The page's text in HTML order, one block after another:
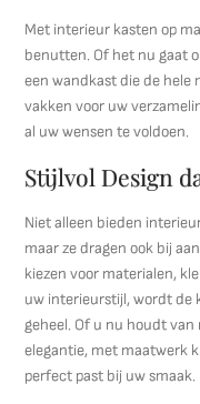
Met interieur kasten op
benutten. Of het nu gaat
een wandkast die de hele
vakken voor uw
al uw wensen te voldoen.
Stijlvol Design
Niet alleen bieden
maar ze dragen ook bij
kiezen voor materialen,
uw interieurstijl, wordt de
geheel. Of u nu houdt
elegantie, met maatwerk
perfect past bij uw smaak.